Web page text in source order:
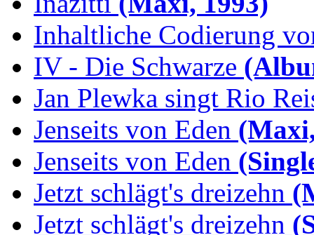
Inhaltliche Codierung
IV - Die Schwarze
Jan Plewka singt Rio
Jenseits von Eden
Jenseits von Eden
Jetzt schlägt's dreizehn
Jetzt schlägt's dreizehn